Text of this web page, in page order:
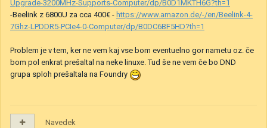
Upgrade-3200MHz-Supports-Computer/dp/B0D1MKTH6G?th=1
-Beelink z 6800U za cca 400€ - https://www.amazon.de/-/en/Beelink-4-
7Ghz-LPDDR5-PCIe4-0-Computer/dp/B0DC6BF5HD?th=1
Problem je v tem, ker ne vem kaj vse bom eventuelno gor nametu oz. če
bom pol enkrat prešaltal na neke linuxe. Tud še ne vem če bo DND
grupa sploh prešaltala na Foundry
Navedek